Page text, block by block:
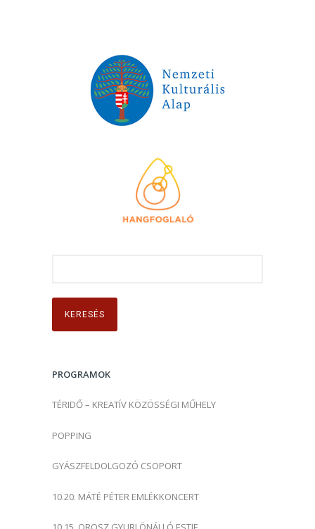
r
s
:PROGRAMOK
TÉRIDŐ – KREATÍV KÖZÖSSÉGI MŰHELY
POPPING
GYÁSZFELDOLGOZÓ CSOPORT
10.20. MÁTÉ PÉTER EMLÉKKONCERT